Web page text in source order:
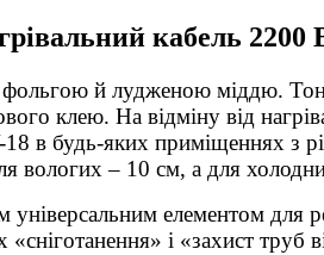
кабель 2200
й лудженою міддю.
клею. На відміну від
в будь-яких приміщеннях з
вологих – 10 см, а для
елементом для
і «захист труб